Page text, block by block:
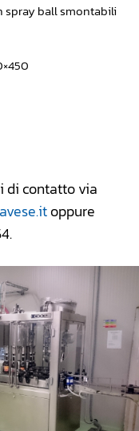
spray ball smontabili
di contatto via
oppure